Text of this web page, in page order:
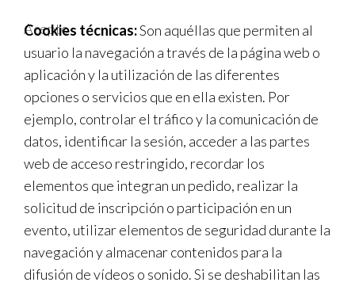
Acepto
Cookies técnicas:Son aquéllas que permiten al
usuario la navegación a través de la página web o
aplicación y la utilización de las diferentes
opciones o servicios que en ella existen. Por
ejemplo, controlar el tráfico y la comunicación de
datos, identificar la sesión, acceder a las partes
web de acceso restringido, recordar los
elementos que integran un pedido, realizar la
solicitud de inscripción o participación en un
evento, utilizar elementos de seguridad durante la
navegación y almacenar contenidos para la
difusión de vídeos o sonido. Si se deshabilitan las